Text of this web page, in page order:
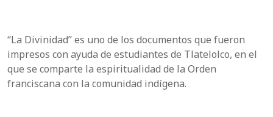
“La Divinidad” es uno de los documentos que fueron
impresos con ayuda de estudiantes de Tlatelolco, en el
que se comparte la espiritualidad de la Orden
franciscana con la comunidad indígena.